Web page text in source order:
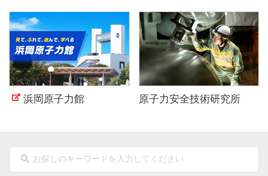
浜岡原子力館 原子力安全技術研究所